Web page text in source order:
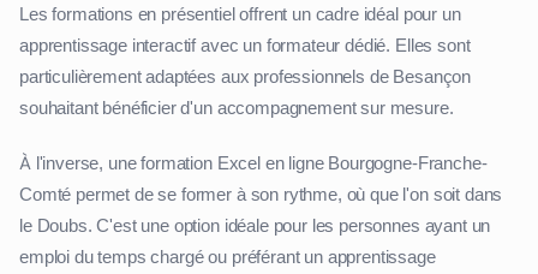
Les formations en présentiel offrent un cadre idéal pour un
apprentissage interactif avec un formateur dédié. Elles sont
particulièrement adaptées aux professionnels de Besançon
souhaitant bénéficier d'un accompagnement sur mesure.
À l'inverse, une formation Excel en ligne Bourgogne-Franche-
Comté permet de se former à son rythme, où que l'on soit dans
le Doubs. C'est une option idéale pour les personnes ayant un
emploi du temps chargé ou préférant un apprentissage